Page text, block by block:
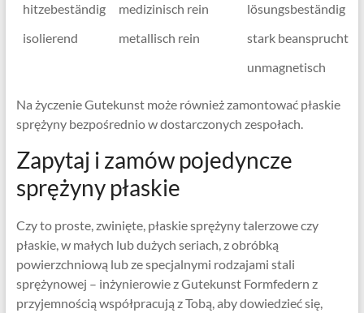
hitzebeständig
medizinisch rein
lösungsbeständig
isolierend
metallisch rein
stark beansprucht
unmagnetisch
Na życzenie Gutekunst może również zamontować płaskie
sprężyny bezpośrednio w dostarczonych zespołach.
Zapytaj i zamów pojedyncze
sprężyny płaskie
Czy to proste, zwinięte, płaskie sprężyny talerzowe czy
płaskie, w małych lub dużych seriach, z obróbką
powierzchniową lub ze specjalnymi rodzajami stali
sprężynowej – inżynierowie z Gutekunst Formfedern z
przyjemnością współpracują z Tobą, aby dowiedzieć się,